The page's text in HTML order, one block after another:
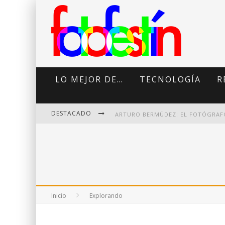
LO MEJOR DE… TECNOLOGÍA
DESTACADO
DI MARTINI: FOTOGRAFÍA
Inicio Explorando